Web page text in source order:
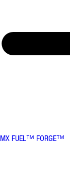
MX FUEL™ FORGE™